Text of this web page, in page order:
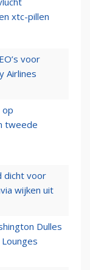
xtc-pillen
voor
Airlines
op
tweede
dicht voor
wijken uit
Dulles